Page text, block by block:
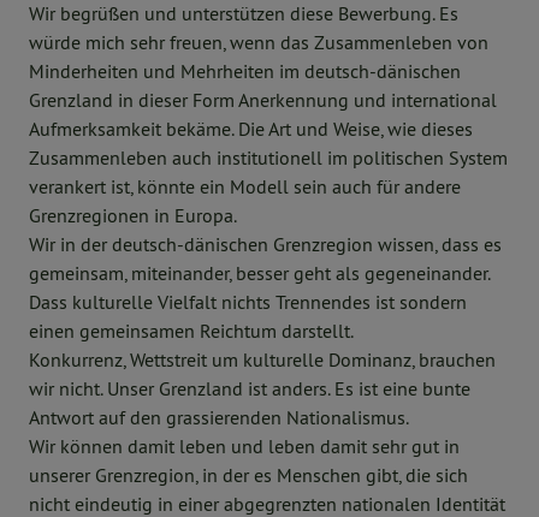
Wir begrüßen und unterstützen diese Bewerbung. Es
würde mich sehr freuen, wenn das Zusammenleben von
Minderheiten und Mehrheiten im deutsch-dänischen
Grenzland in dieser Form Anerkennung und international
Aufmerksamkeit bekäme. Die Art und Weise, wie dieses
Zusammenleben auch institutionell im politischen System
verankert ist, könnte ein Modell sein auch für andere
Grenzregionen in Europa.
Wir in der deutsch-dänischen Grenzregion wissen, dass es
gemeinsam, miteinander, besser geht als gegeneinander.
Dass kulturelle Vielfalt nichts Trennendes ist sondern
einen gemeinsamen Reichtum darstellt.
Konkurrenz, Wettstreit um kulturelle Dominanz, brauchen
wir nicht. Unser Grenzland ist anders. Es ist eine bunte
Antwort auf den grassierenden Nationalismus.
Wir können damit leben und leben damit sehr gut in
unserer Grenzregion, in der es Menschen gibt, die sich
nicht eindeutig in einer abgegrenzten nationalen Identität